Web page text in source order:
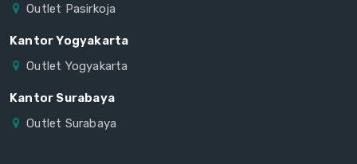
Outlet Pasirkoja
Kantor Yogyakarta
Outlet Yogyakarta
Kantor Surabaya
Outlet Surabaya